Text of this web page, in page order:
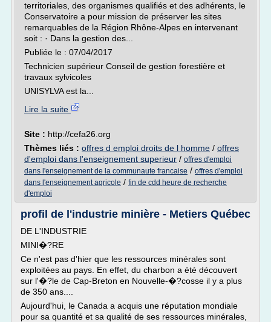
territoriales, des organismes qualifiés et des adhérents, le
Conservatoire a pour mission de préserver les sites
remarquables de la Région Rhône-Alpes en intervenant
soit : · Dans la gestion des...
Publiée le : 07/04/2017
Technicien supérieur Conseil de gestion forestière et
travaux sylvicoles
UNISYLVA est la...
Lire la suite
Site : http://cefa26.org
Thèmes liés : offres d emploi droits de l homme / offres
d'emploi dans l'enseignement superieur / offres d'emploi
dans l'enseignement de la communaute francaise / offres d'emploi
dans l'enseignement agricole / fin de cdd heure de recherche
d'emploi
profil de l'industrie minière - Metiers Québec
DE L'INDUSTRIE
MINI�?RE
Ce n'est pas d'hier que les ressources minérales sont
exploitées au pays. En effet, du charbon a été découvert
sur l'�?le de Cap-Breton en Nouvelle-�?cosse il y a plus
de 350 ans....
Aujourd'hui, le Canada a acquis une réputation mondiale
pour sa quantité et sa qualité de ses ressources minérales,